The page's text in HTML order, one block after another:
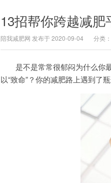
13招帮你跨越减肥
陪我减肥网 发布于 2020-09-04 分类：
是不是常常很郁闷为什么你
以“致命”？你的减肥路上遇到了